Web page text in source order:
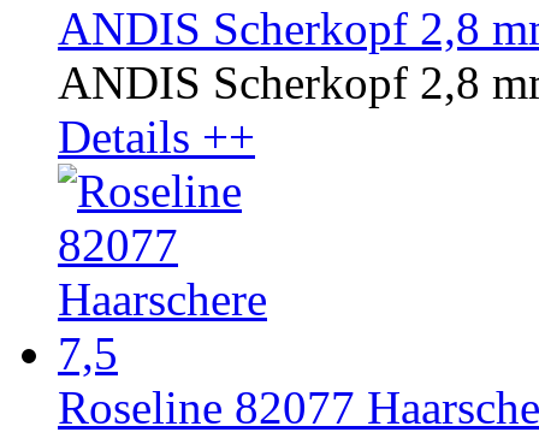
ANDIS Scherkopf 2,8
ANDIS Scherkopf 2,8
Details ++
Roseline 82077